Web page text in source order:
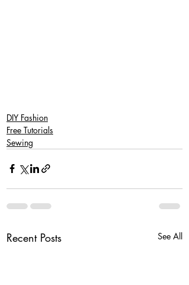
DIY Fashion
Free Tutorials
Sewing
Recent Posts See All